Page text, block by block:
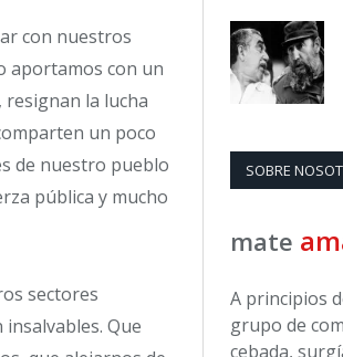
con nuestros
aportamos con un
resignan la lucha
un poco
de nuestro pueblo
pública y mucho
sectores
Que
SOBRE
mate
A principios
grupo de
cebada,